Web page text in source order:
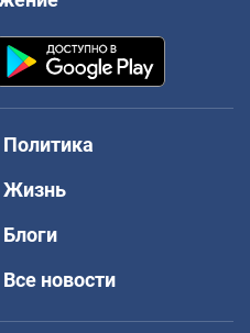
Политика
Жизнь
Блоги
Все новости